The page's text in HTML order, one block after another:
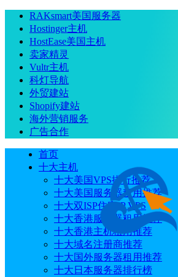
RAKsmart美国服务器
Hostinger主机
HostEase美国主机
卖家精灵
Vultr主机
科灯导航
外贸建站
Shopify建站
海外营销服务
广告合作
首页
十大主机
十大美国VPS排行推荐
十大美国服务器租用推荐
十大双ISP住宅IP VPS
十大香港服务器租用推荐
十大香港主机租用推荐
十大域名注册商推荐
十大国外服务器租用推荐
十大日本服务器排行榜
当前位置：首页 运营推广 SEO网站结